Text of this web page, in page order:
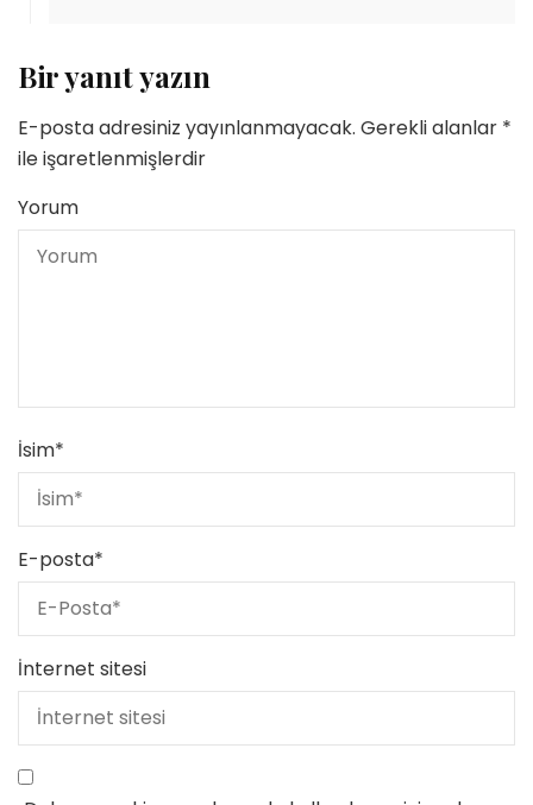
Bir yanıt yazın
E-posta adresiniz yayınlanmayacak. Gerekli alanlar *
ile işaretlenmişlerdir
Yorum
İsim*
E-posta*
İnternet sitesi